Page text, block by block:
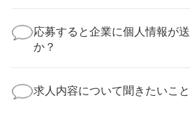
実際に医療キャリアナビを利用
の多くは、複数応募して自分に
います。
応募すると企業に個人情報が
か？
業様に個人情報が送られること
より詳細な求人情報をご確認い
求人内容について聞きたいこ